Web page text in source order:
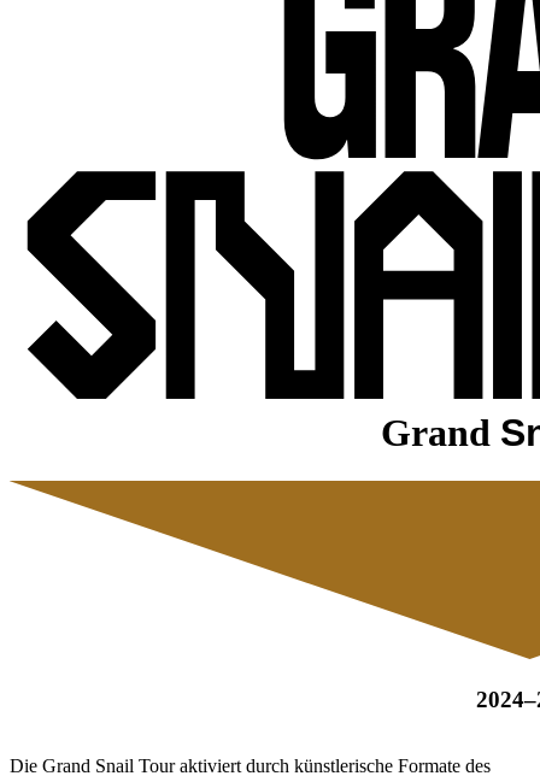
Grand
Die Grand Snail Tour aktiviert durch künstlerische Formate des